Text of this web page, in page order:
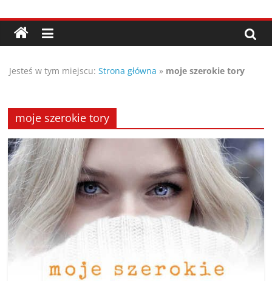
do
treści
Porady,
wskazówki
oraz
ciekawe
rady
–
poznaj
te
Jesteś w tym miejscu: Strona główna » moje szerokie tory
moje szerokie tory